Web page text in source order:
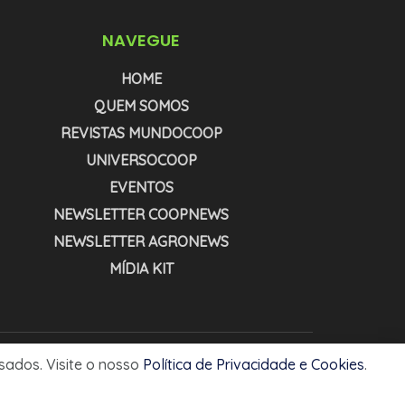
NAVEGUE
HOME
QUEM SOMOS
REVISTAS MUNDOCOOP
UNIVERSOCOOP
EVENTOS
NEWSLETTER COOPNEWS
NEWSLETTER AGRONEWS
MÍDIA KIT
Visite o nosso Política de Privacidade e Cookies.